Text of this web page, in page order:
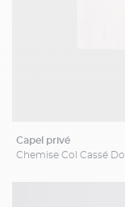
capel privé